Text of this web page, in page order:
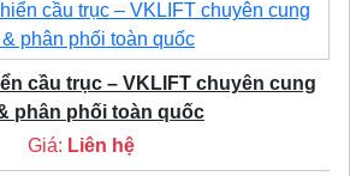
cầu trục – VKLIFT chuyên cung
phân phối toàn quốc
Giá: Liên hệ